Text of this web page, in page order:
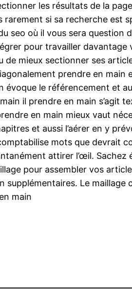
les résultats de la
si sa recherche est
seo où il vous sera question
pour travailler
mieux sectionner ses
prendre en main
le référencement et
il prendre en main s’agit
en main mieux vaut
et aussi l’aérer en y
mots que devrait
attirer l’œil. Sachez
pour assembler vos
Le
main